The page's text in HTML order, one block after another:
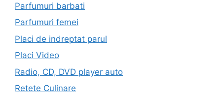
Parfumuri barbati
Parfumuri femei
Placi de indreptat parul
Placi Video
Radio, CD, DVD player auto
Retete Culinare